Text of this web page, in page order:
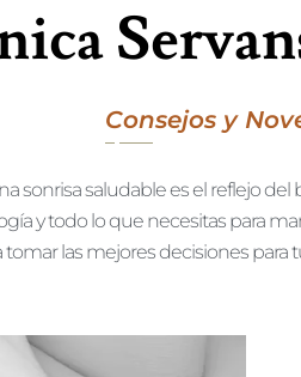
Consejos y
sonrisa saludable es el reflejo
y todo lo que necesitas para
tomar las mejores decisiones para